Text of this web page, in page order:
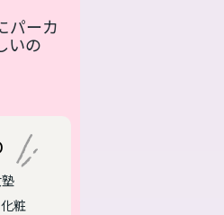
パーカ
いの
粧